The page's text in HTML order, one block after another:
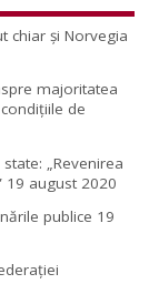
chiar și Norvegia
majoritatea
de
„Revenirea
19 august 2020
publice 19